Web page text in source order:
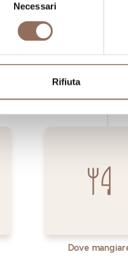
Necessari
Rifiuta
dormire, dove
Dove